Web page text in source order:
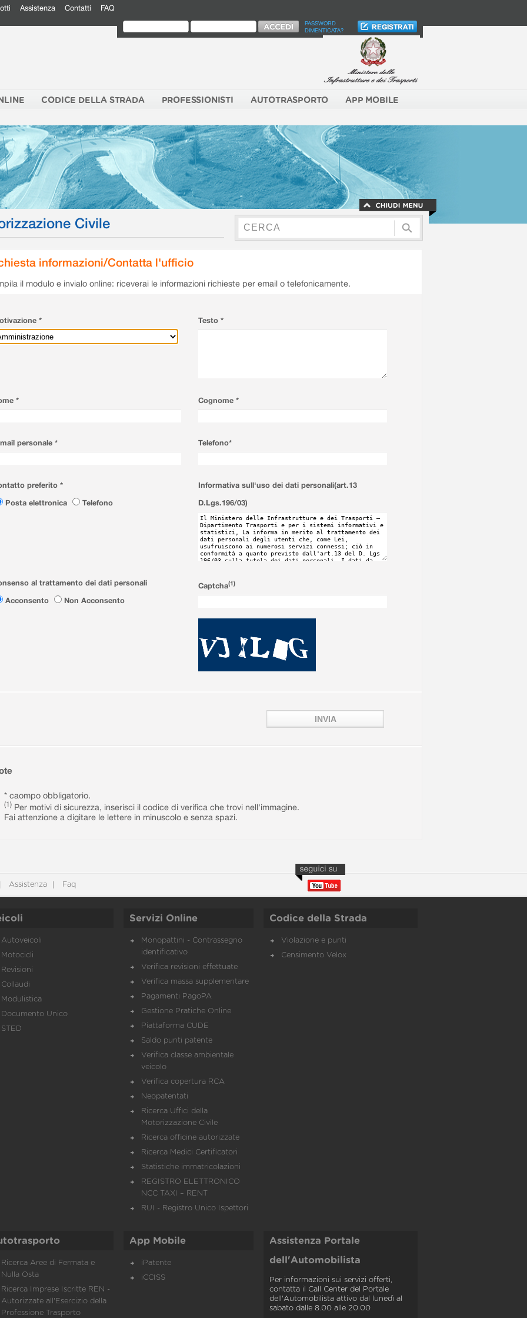
Assistenza Contatti FAQ
PASSWORD
DIMENTICATA?
CODICE DELLA STRADA PROFESSIONISTI AUTOTRASPORTO APP MOBILE
Civile
informazioni/Contatta l'ufficio
il modulo e invialo online: riceverai le informazioni richieste per email o telefonicamente.
* Testo *
* Cognome *
personale * Telefono*
preferito *
Posta elettronica
Telefono
Informativa sull'uso dei dati personali(art.13
D.Lgs.196/03)
al trattamento dei dati personali
Acconsento
Non Acconsento
Captcha(1)
* caompo obbligatorio.
(1) Per motivi di sicurezza, inserisci il codice di verifica che trovi nell'immagine.
Fai attenzione a digitare le lettere in minuscolo e senza spazi.
Assistenza Faq
Autoveicoli
Motocicli
Revisioni
Collaudi
Modulistica
Documento Unico
STED
Servizi Online
Monopattini - Contrassegno
identificativo
Verifica revisioni effettuate
Verifica massa supplementare
Pagamenti PagoPA
Gestione Pratiche Online
Piattaforma CUDE
Saldo punti patente
Verifica classe ambientale
veicolo
Verifica copertura RCA
Neopatentati
Ricerca Uffici della
Motorizzazione Civile
Ricerca officine autorizzate
Ricerca Medici Certificatori
Statistiche immatricolazioni
REGISTRO ELETTRONICO
NCC TAXI – RENT
RUI - Registro Unico Ispettori
Codice della Strada
Violazione e punti
Censimento Velox
Ricerca Aree di Fermata e
Nulla Osta
Ricerca Imprese Iscritte REN -
Autorizzate all'Esercizio della
Professione Trasporto
App Mobile
iPatente
iCCISS
Assistenza Portale
dell'Automobilista
Per informazioni sui servizi offerti,
contatta il Call Center del Portale
dell'Automobilista attivo dal lunedì al
sabato dalle 8.00 alle 20.00